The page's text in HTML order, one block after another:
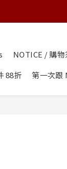
NOTICE / 購物
88折
第一次跟